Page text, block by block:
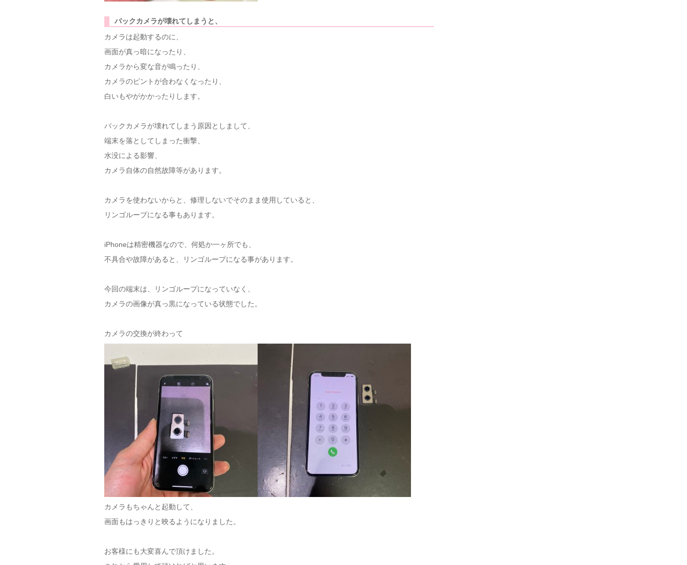
バックカメラが壊れてしまうと、
カメラは起動するのに、
画面が真っ暗になったり、
カメラから変な音が鳴ったり、
カメラのピントが合わなくなったり、
白いもやがかかったりします。
バックカメラが壊れてしまう原因としまして、
端末を落としてしまった衝撃、
水没による影響、
カメラ自体の自然故障等があります。
カメラを使わないからと、修理しないでそのまま使用していると、
リンゴループになる事もあります。
iPhoneは精密機器なので、何処か一ヶ所でも、
不具合や故障があると、リンゴループになる事があります。
今回の端末は、リンゴループになっていなく、
カメラの画像が真っ黒になっている状態でした。
カメラの交換が終わって
カメラもちゃんと起動して、
画面もはっきりと映るようになりました。
お客様にも大変喜んで頂けました。